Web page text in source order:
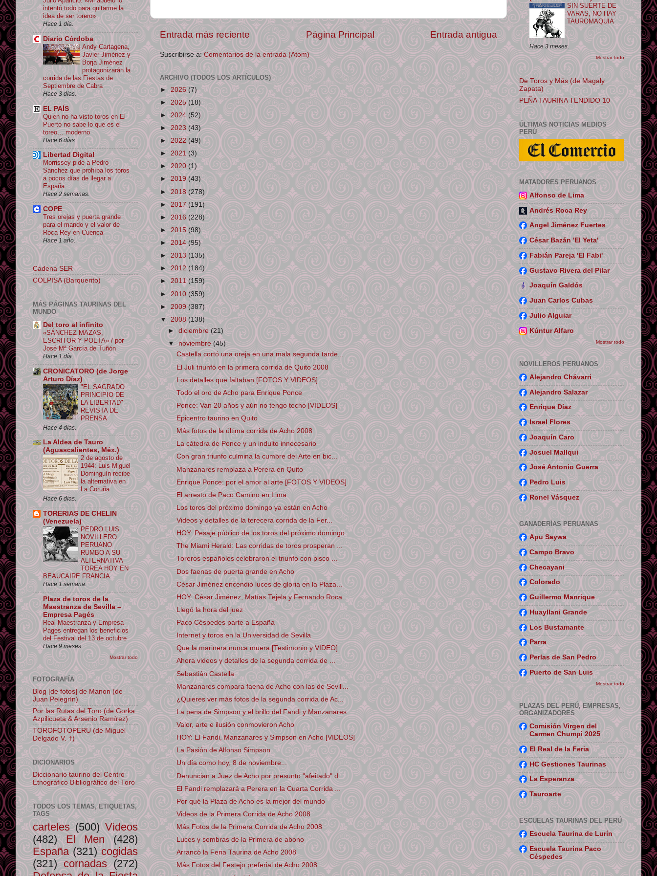
Entrada más reciente Entrada antigua
Página Principal
Suscribirse a:Comentarios de la entrada (Atom)
ARCHIVO (TODOS LOS ARTÍCULOS)
►2026(7)
► 2025(18)
►2024 (52)
►2023 (43)
► 2022 (49)
► 2021(3)
►2020(1)
►2019(43)
►2018 (278)
►2017(191)
►2016 (228)
►2015(98)
►2014(95)
► 2013 (135)
►2012(184)
►2011(159)
►2010 (359)
►2009(387)
▼2008(138)
►diciembre(21)
▼noviembre(45)
Castella cortó una oreja en una mala segunda tarde...
El Juli triunfó en la primera corrida de Quito 2008
Los detalles que faltaban [FOTOS Y VIDEOS]
Todo el oro de Acho para Enrique Ponce
Ponce: Van 20 años y aún no tengo techo [VIDEOS]
Epicentro taurino en Quito
Más fotos de la última corrida de Acho 2008
La cátedra de Ponce y un indulto innecesario
Con gran triunfo culmina la cumbre del Arte en bic...
Manzanares remplaza a Perera en Quito
Enrique Ponce: por el amor al arte [FOTOS Y VIDEOS]
El arresto de Paco Camino en Lima
Los toros del próximo domingo ya están en Acho
Videos y detalles de la terecera corrida de la Fer...
HOY: Pesaje público de los toros del próximo domingo
The Miami Herald: Las corridas de toros prosperan ...
Toreros españoles celebraron el triunfo con pisco ...
Dos faenas de puerta grande en Acho
César Jiménez encendió luces de gloria en la Plaza...
HOY: César Jiménez, Matías Tejela y Fernando Roca...
Llegó la hora del juez
Paco Céspedes parte a España
Internet y toros en la Universidad de Sevilla
Que la marinera nunca muera [Testimonio y VIDEO]
Ahora videos y detalles de la segunda corrida de ...
Sebastián Castella
Manzanares compara faena de Acho con las de Sevill...
¿Quieres ver más fotos de la segunda corrida de Ac...
La pena de Simpson y el brillo del Fandi y Manzanares
Valor, arte e ilusión conmovieron Acho
HOY: El Fandi, Manzanares y Simpson en Acho [VIDEOS]
La Pasión de Alfonso Simpson
Un día como hoy, 8 de noviembre...
Denuncian a Juez de Acho por presunto "afeitado" d...
El Fandi remplazará a Perera en la Cuarta Corrida ...
Por qué la Plaza de Acho es la mejor del mundo
Videos de la Primera Corrida de Acho 2008
Más Fotos de la Primera Corrida de Acho 2008
Luces y sombras de la Primera de abono
Arrancó la Feria Taurina de Acho 2008
Más Fotos del Festejo preferial de Acho 2008
intentó todo para quitarme la
idea de ser torero»
Hace 1 día.
Diario Córdoba
Andy Cartagena,
Javier Jiménez y
Borja Jiménez
protagonizarán la
corrida de las Fiestas de
Septiembre de Cabra
Hace 3 días.
EL PAÍS
Quien no ha visto toros en El
Puerto no sabe lo que es el
toreo… moderno
Hace 6 días.
Libertad Digital
Morrissey pide a Pedro
Sánchez que prohíba los toros
a pocos días de llegar a
España
Hace 2 semanas.
COPE
Tres orejas y puerta grande
para el mando y el valor de
Roca Rey en Cuenca
Hace 1 año.
Cadena SER
COLPISA (Barquerito)
MÁS PÁGINAS TAURINAS DEL
MUNDO
Del toro al infinito
«SÁNCHEZ MAZAS,
ESCRITOR Y POETA» / por
José Mª García de Tuñón
Hace 1 día.
CRONICATORO (de Jorge
Arturo Díaz)
"EL SAGRADO
PRINCIPIO DE
LA LIBERTAD" -
REVISTA DE
PRENSA
Hace 4 días.
La Aldea de Tauro
(Aguascalientes, Méx.)
2 de agosto de
1944: Luis Miguel
Dominguín recibe
la alternativa en
La Coruña
Hace 6 días.
TORERIAS DE CHELIN
(Venezuela)
PEDRO LUIS
NOVILLERO
PERUANO
RUMBO A SU
ALTERNATIVA
TOREA HOY EN
BEAUCAIRE FRANCIA
Hace 1 semana.
Plaza de toros de la
Maestranza de Sevilla –
Empresa Pagés
Real Maestranza y Empresa
Pagés entregan los beneficios
del Festival del 13 de octubre
Hace 9 meses.
Mostrar todo
FOTOGRAFÍA
Blog [de fotos] de Manon (de
Juan Pelegrín)
Por las Rutas del Toro (de Gorka
Azpilicueta & Arsenio Ramírez)
TOROFOTOPERU (de Miguel
Delgado V. †)
DICIONARIOS
Diccionario taurino del Centro
Etnográfico Bibliográfico del Toro
TODOS LOS TEMAS, ETIQUETAS,
TAGS
carteles (500) Videos
(482)
El Men
(428)
España (321) cogidas
(321) cornadas (272)
SIN SUERTE DE
VARAS, NO HAY
TAUROMAQUIA
Hace 3 meses.
Mostrar todo
De Toros y Más (de Magaly
Zapata)
PEÑA TAURINA TENDIDO 10
ÚLTIMAS NOTICIAS MEDIOS
PERÚ
MATADORES PERUANOS
Alfonso de Lima
Andrés Roca Rey
Angel Jiménez Fuertes
César Bazán 'El Yeta'
Fabián Pareja 'El Fabi'
Gustavo Rivera del Pilar
Joaquín Galdós
Juan Carlos Cubas
Julio Alguiar
Kúntur Alfaro
Mostrar todo
NOVILLEROS PERUANOS
Alejandro Chávarri
Alejandro Salazar
Enrique Díaz
Israel Flores
Joaquín Caro
Josuel Mallqui
José Antonio Guerra
Pedro Luis
Ronel Vásquez
GANADERÍAS PERUANAS
Apu Saywa
Campo Bravo
Checayani
Colorado
Guillermo Manrique
Huayllani Grande
Los Bustamante
Parra
Perlas de San Pedro
Puerto de San Luis
Mostrar todo
PLAZAS DEL PERÚ, EMPRESAS,
ORGANIZADORES
Comisión Virgen del
Carmen Chumpi 2025
El Real de la Feria
HC Gestiones Taurinas
La Esperanza
Tauroarte
ESCUELAS TAURINAS DEL PERÚ
Escuela Taurina de Lurín
Escuela Taurina Paco
Céspedes